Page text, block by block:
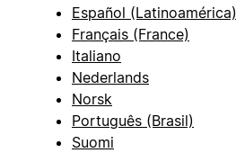
Español (Latinoamérica)
Français (France)
Italiano
Nederlands
Norsk
Português (Brasil)
Suomi